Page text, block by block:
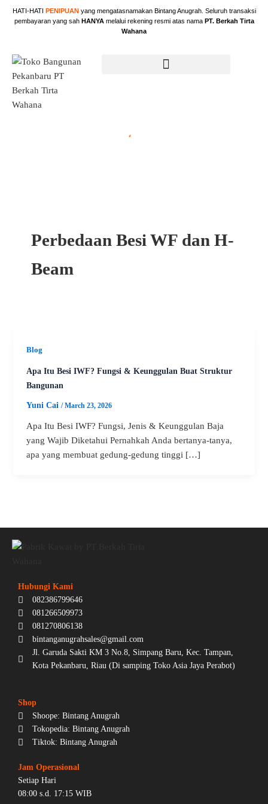
HATI-HATI PENIPUANyang mengatasnamakan Bintang Anugrah. Seluruh transaksi
pembayaran yang sah HANYAmelalui rekening resmi atas nama PT. Berkah Tirta
Wahana
Perbedaan Besi WF dan H-
Beam
Blog
Apa Itu Besi IWF? Fungsi & Keunggulan Buat Struktur
Bangunan
Yuni Cai/March 23, 2026
Apa Itu Besi IWF? Fungsi, Jenis & Keunggulan Baja
yang Wajib Diketahui Pernahkah Anda bertanya-tanya,
apa yang membuat gedung-gedung tinggi […]
Hubungi Kami
082386799646
081266509973
081270806138
bintanganugrahsales@gmail.com
Jl. Garuda Sakti KM 3 No.8, Simpang Baru, Kec. Tampan,
Kota Pekanbaru, Riau (Di samping Toko Asia Jaya Perabot)
Shop
Shoope: Bintang Anugrah
Tokopedia: Bintang Anugrah
Tiktok: Bintang Anugrah
Jam Operasional
Setiap Hari
08:00 s.d. 17:15 WIB